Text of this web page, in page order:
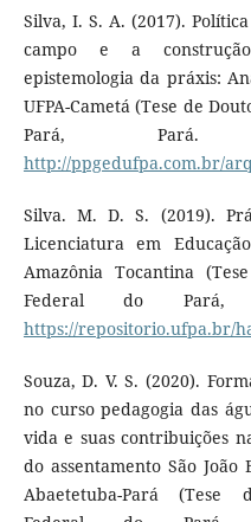
Silva, I. S. A. (2017).
campo e a
epistemologia da práxis:
UFPA-Cametá (Tese de
Pará, Pará.
http://ppgedufpa.com.br/
Silva. M. D. S. (2019).
Licenciatura em
Amazônia Tocantina
Federal do Pará,
https://repositorio.ufpa.br/
Souza, D. V. S. (2020).
no curso pedagogia das
vida e suas contribuições
do assentamento São
Abaetetuba-Pará (Tese